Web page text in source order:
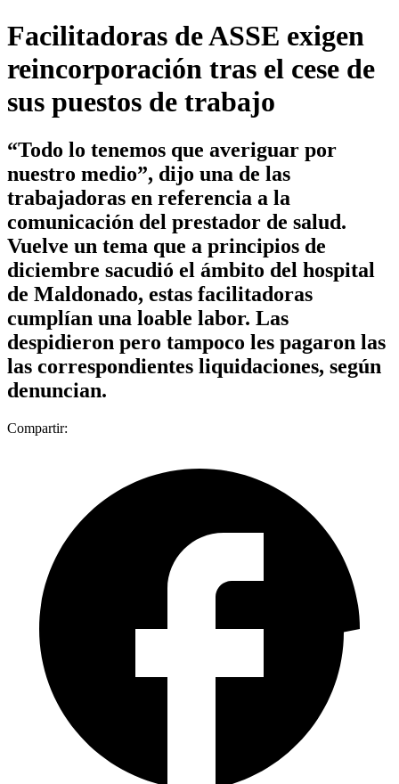
Facilitadoras de ASSE exigen
reincorporación tras el cese de
sus puestos de trabajo
“Todo lo tenemos que averiguar por
nuestro medio”, dijo una de las
trabajadoras en referencia a la
comunicación del prestador de salud.
Vuelve un tema que a principios de
diciembre sacudió el ámbito del hospital
de Maldonado, estas facilitadoras
cumplían una loable labor. Las
despidieron pero tampoco les pagaron las
las correspondientes liquidaciones, según
denuncian.
Compartir: